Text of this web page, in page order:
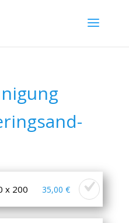
x 200 35,00 €